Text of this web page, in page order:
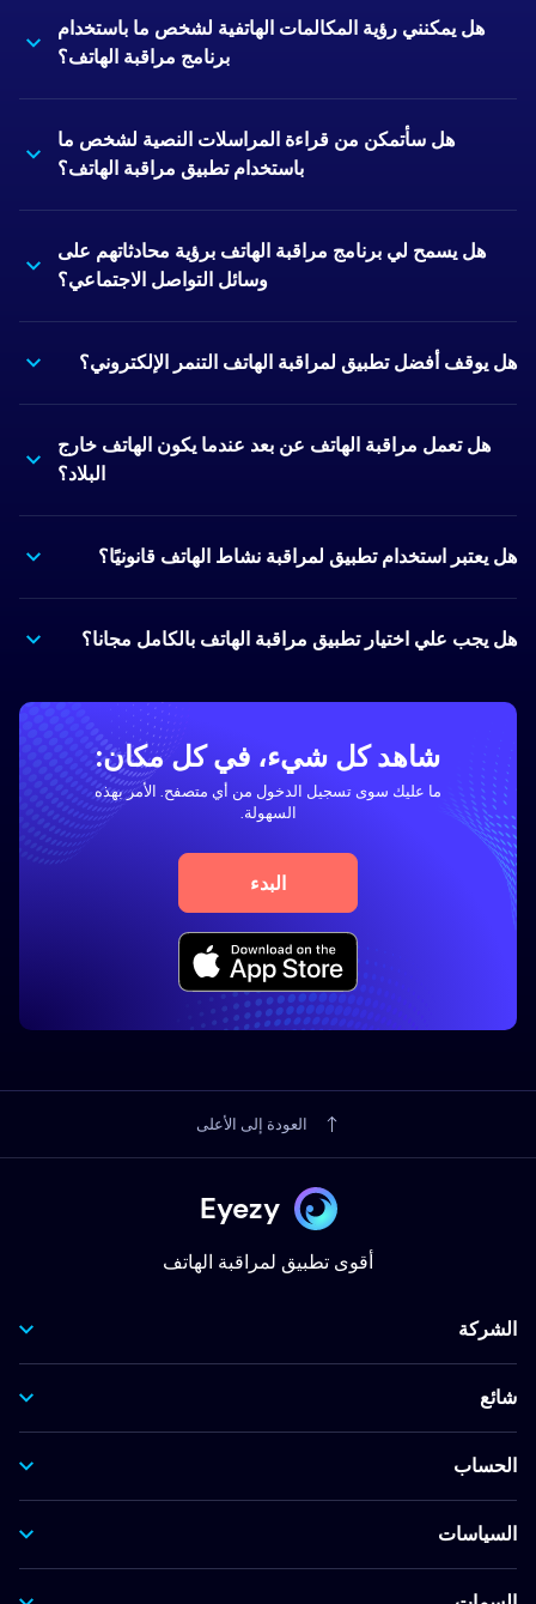
هل يمكنني رؤية المكالمات الهاتفية لشخص ما باستخدام
برنامج مراقبة الهاتف؟
هل سأتمكن من قراءة المراسلات النصية لشخص ما
باستخدام تطبيق مراقبة الهاتف؟
هل يسمح لي برنامج مراقبة الهاتف برؤية محادثاتهم على
وسائل التواصل الاجتماعي؟
هل يوقف أفضل تطبيق لمراقبة الهاتف التنمر الإلكتروني؟
هل تعمل مراقبة الهاتف عن بعد عندما يكون الهاتف خارج
البلاد؟
هل يعتبر استخدام تطبيق لمراقبة نشاط الهاتف قانونيًا؟
هل يجب علي اختيار تطبيق مراقبة الهاتف بالكامل مجانا؟
شاهد كل شيء، في كل مكان:
ما عليك سوى تسجيل الدخول من أي متصفح. الأمر بهذه
السهولة.
البدء
العودة إلى الأعلى
Eyezy
أقوى تطبيق لمراقبة الهاتف
الشركة
شائع
الحساب
السياسات